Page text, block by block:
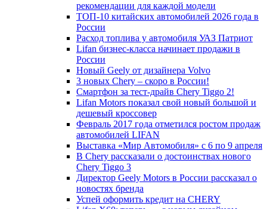
рекомендации для каждой модели
ТОП-10 китайских автомобилей 2026 года в
России
Расход топлива у автомобиля УАЗ Патриот
Lifan бизнес-класса начинает продажи в
России
Новый Geely от дизайнера Volvo
3 новых Chery – скоро в России!
Смартфон за тест-драйв Chery Tiggo 2!
Lifan Motors показал свой новый большой и
дешевый кроссовер
Февраль 2017 года отметился ростом продаж
автомобилей LIFAN
Выставка «Мир Автомобиля» с 6 по 9 апреля
В Chery рассказали о достоинствах нового
Chery Tiggo 3
Директор Geely Motors в России рассказал о
новостях бренда
Успей оформить кредит на CHERY